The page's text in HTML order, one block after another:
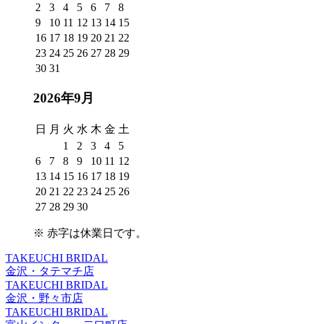
2
3 4 5 6 7
8
9
10 11 12 13 14 15
16 17 18 19 20 21 22
23 24 25 26 27 28 29
30 31
2026年9月
日 月 火 水 木 金 土
1
2 3 4
5
6
7 8 9 10 11 12
13 14 15 16 17 18 19
20 21 22 23 24 25 26
27 28 29 30
※ 赤字は休業日 です。
TAKEUCHI BRIDAL
金沢・タテマチ店
TAKEUCHI BRIDAL
金沢・野々市店
TAKEUCHI BRIDAL